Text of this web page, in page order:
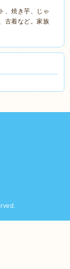
、焼き芋、じゃ
古着など。家族